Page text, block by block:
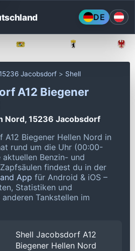
DE
Jacobsdorf Shell
A12 Biegener
Nord, 15236 Jacobsdorf
A12 Biegener Hellen Nord in
rund um die Uhr (00:00-
aktuellen Benzin- und
findest du in der
App für Android & iOS –
Statistiken und
Tankstellen im
Shell Jacobsdorf A12
Biegener Hellen Nord